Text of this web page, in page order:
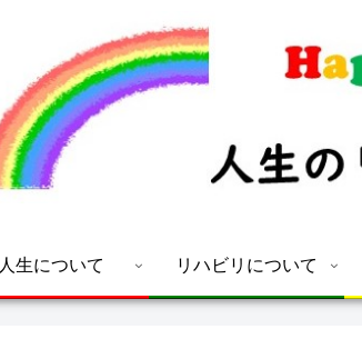
人生について リハビリについて